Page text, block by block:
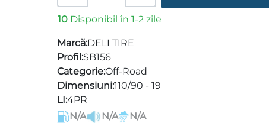
10 Disponibil în 1-2 zile
Marcă:DELI TIRE
Profil:SB156
Categorie:Off-Road
Dimensiuni:110/90 - 19
LI:4PR
N/A
N/A N/A